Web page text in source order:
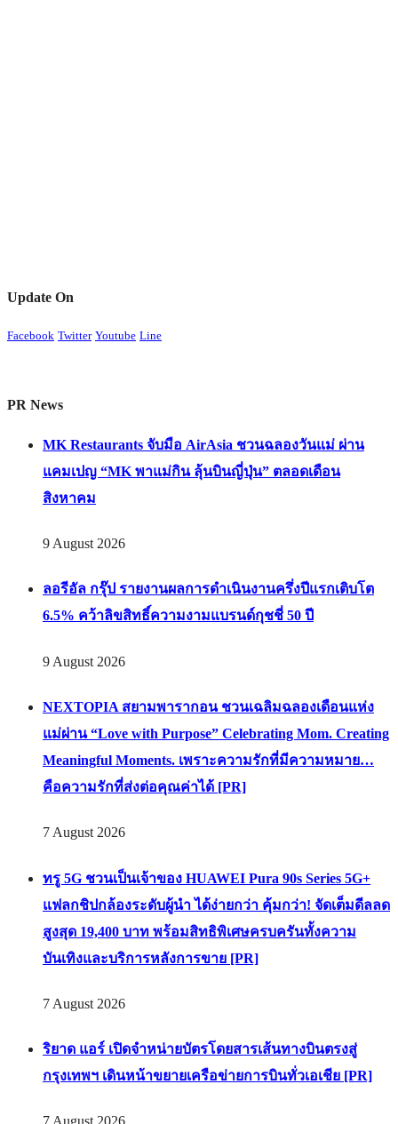
Update On
Facebook Twitter Youtube Line
PR News
MK Restaurants จับมือ AirAsia ชวนฉลองวันแม่ ผ่าน
แคมเปญ “MK พาแม่กิน ลุ้นบินญี่ปุ่น” ตลอดเดือน
สิงหาคม
9 August 2026
ลอรีอัล กรุ๊ป รายงานผลการดำเนินงานครึ่งปีแรกเติบโต
6.5% คว้าลิขสิทธิ์ความงามแบรนด์กุชชี่ 50 ปี
9 August 2026
NEXTOPIA สยามพารากอน ชวนเฉลิมฉลองเดือนแห่ง
แม่ผ่าน “Love with Purpose” Celebrating Mom. Creating
Meaningful Moments. เพราะความรักที่มีความหมาย…
คือความรักที่ส่งต่อคุณค่าได้ [PR]
7 August 2026
ทรู 5G ชวนเป็นเจ้าของ HUAWEI Pura 90s Series 5G+
แฟลกชิปกล้องระดับผู้นำ ได้ง่ายกว่า คุ้มกว่า! จัดเต็มดีลลด
สูงสุด 19,400 บาท พร้อมสิทธิพิเศษครบครันทั้งความ
บันเทิงและบริการหลังการขาย [PR]
7 August 2026
ริยาด แอร์ เปิดจำหน่ายบัตรโดยสารเส้นทางบินตรงสู่
กรุงเทพฯ เดินหน้าขยายเครือข่ายการบินทั่วเอเชีย [PR]